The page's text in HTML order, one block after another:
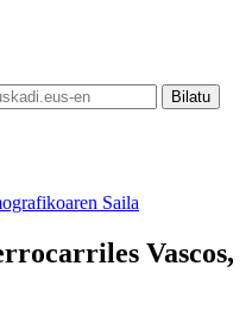
Saila
Vascos,